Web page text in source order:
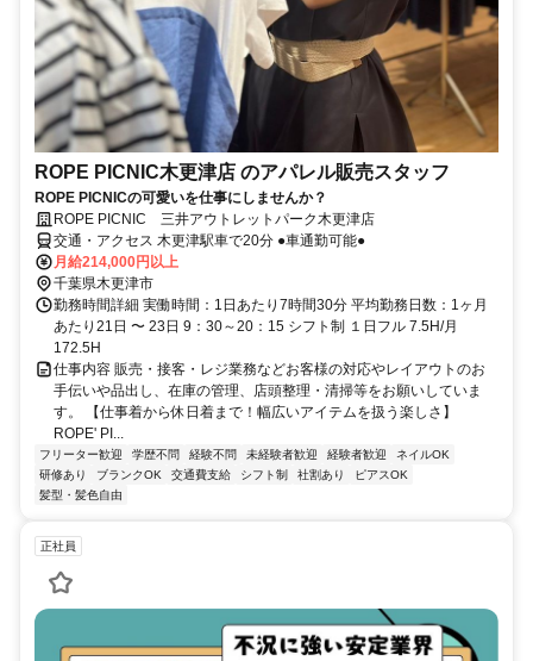
ROPE PICNIC木更津店 のアパレル販売スタッフ
ROPE PICNICの可愛いを仕事にしませんか？
ROPE PICNIC 三井アウトレットパーク木更津店
交通・アクセス 木更津駅車で20分 ●車通勤可能●
月給214,000円以上
千葉県木更津市
勤務時間詳細 実働時間：1日あたり7時間30分 平均勤務日数：1ヶ月
あたり21日 〜 23日 9：30～20：15 シフト制 １日フル 7.5H/月
172.5H
仕事内容 販売・接客・レジ業務などお客様の対応やレイアウトのお
手伝いや品出し、在庫の管理、店頭整理・清掃等をお願いしていま
す。 【仕事着から休日着まで！幅広いアイテムを扱う楽しさ】
ROPE' PI...
フリーター歓迎 学歴不問 経験不問 未経験者歓迎 経験者歓迎
ネイルOK
研修あり
ブランクOK 交通費支給 シフト制 社割あり
ピアスOK
髪型・髪色自由
正社員